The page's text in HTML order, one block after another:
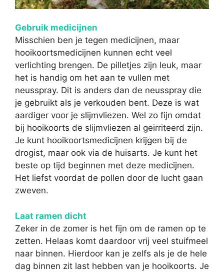
Gebruik medicijnen
Misschien ben je tegen medicijnen, maar
hooikoortsmedicijnen kunnen echt veel
verlichting brengen. De pilletjes zijn leuk, maar
het is handig om het aan te vullen met
neusspray. Dit is anders dan de neusspray die
je gebruikt als je verkouden bent. Deze is wat
aardiger voor je slijmvliezen. Wel zo fijn omdat
bij hooikoorts de slijmvliezen al geirriteerd zijn.
Je kunt hooikoortsmedicijnen krijgen bij de
drogist, maar ook via de huisarts. Je kunt het
beste op tijd beginnen met deze medicijnen.
Het liefst voordat de pollen door de lucht gaan
zweven.
Laat ramen dicht
Zeker in de zomer is het fijn om de ramen op te
zetten. Helaas komt daardoor vrij veel stuifmeel
naar binnen. Hierdoor kan je zelfs als je de hele
dag binnen zit last hebben van je hooikoorts. Je